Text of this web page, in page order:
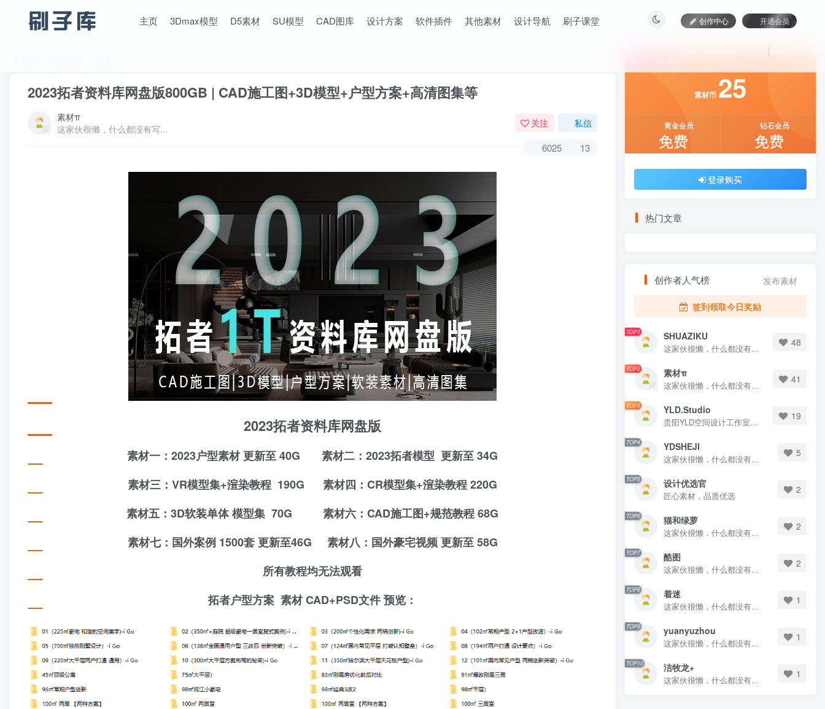
主页 3Dmax模型 D5素材 SU模型 CAD图库 设计方案 软件插件 其他素材 设计导航 刷子课堂 创作中心 开通会员
2023拓者资料库网盘版800GB | CAD施工图+3D模型+户型方案+高清图集等
素材π
这家伙很懒，什么都没有写...
关注 私信
6025 13
2023拓者资料库网盘版
素材一：2023户型素材 更新至 40G 素材二：2023拓者模型 更新至 34G
素材三：VR模型集+渲染教程 190G 素材四：CR模型集+渲染教程220G
素材五：3D软装单体 模型集 70G 素材六：CAD施工图+规范教程68G
素材七：国外案例 1500套 更新至46G 素材八：国外豪宅视频 更新至 58G
所有教程均无法观看
拓者户型方案 素材 CAD+PSD文件 预览：
素材币 25
黄金会员
免费
钻石会员
免费
登录购买
热门文章
创作者人气榜 发布素材
签到领取今日奖励
TOP1 SHUAZIKU
这家伙很懒，什么都没有写...
48
TOP2 素材π
这家伙很懒，什么都没有写...
41
TOP3 YLD.Studio
贵阳YLD空间设计工作室，高端设计图库 ADVANCED CAD TEMPLATE 系列作者。联系邮箱：yld.studio@foxmail.com
19
TOP4 YDSHEJI
这家伙很懒，什么都没有写...
5
TOP5 设计优选官
匠心素材，品质优选
2
TOP6 猫和绿萝
这家伙很懒，什么都没有写...
2
TOP7 酷图
这家伙很懒，什么都没有写...
2
TOP8 着迷
这家伙很懒，什么都没有写...
1
TOP9 yuanyuzhou
这家伙很懒，什么都没有写...
1
TOP10 洁牧龙+
这家伙很懒，什么都没有写...
1